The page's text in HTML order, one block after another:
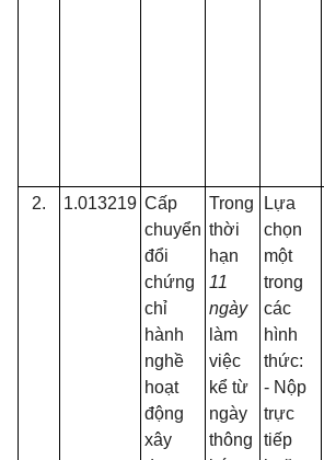
2. 1.013219 Cấp
chuyển
đổi
chứng
chỉ
hành
nghề
hoạt
động
xây
Trong
thời
hạn
11
ngày
làm
việc
kể từ
ngày
thông
Lựa
chọn
một
trong
các
hình
thức:
- Nộp
trực
tiếp